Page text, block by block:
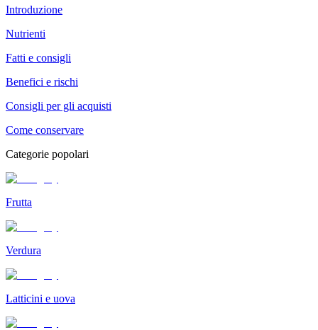
Introduzione
Nutrienti
Fatti e consigli
Benefici e rischi
Consigli per gli acquisti
Come conservare
Categorie popolari
Frutta
Verdura
Latticini e uova